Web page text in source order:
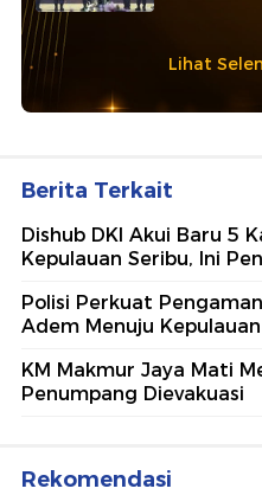
Lihat
Berita Terkait
Dishub DKI Akui Baru 5
Kepulauan Seribu, Ini
Polisi Perkuat
Adem Menuju
KM Makmur Jaya Mati
Penumpang Dievakuasi
Rekomendasi